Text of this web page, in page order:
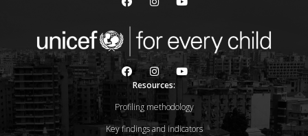
Resources:
Profiling methodology
Key findings and indicators